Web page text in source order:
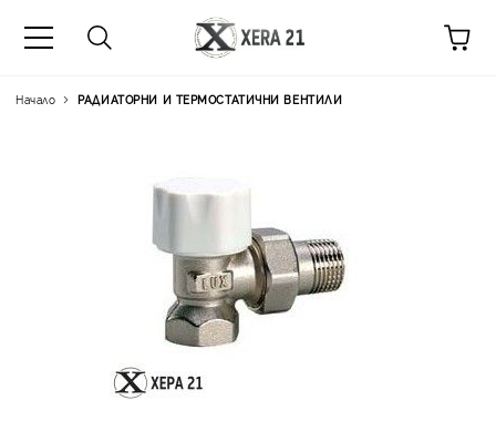
Начало РАДИАТОРНИ И ТЕРМОСТАТИЧНИ ВЕНТИЛИ
Цена на продукта: